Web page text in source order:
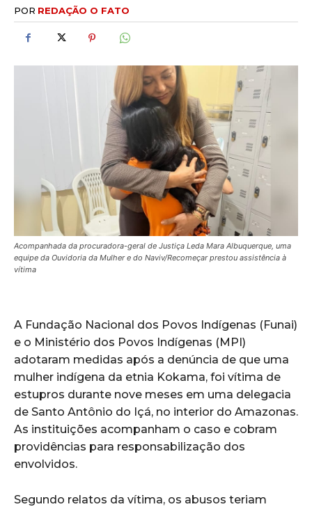
POR REDAÇÃO O FATO
Acompanhada da procuradora-geral de Justiça Leda Mara Albuquerque, uma
equipe da Ouvidoria da Mulher e do Naviv/Recomeçar prestou assistência à
vítima
A Fundação Nacional dos Povos Indígenas (Funai)
e o Ministério dos Povos Indígenas (MPI)
adotaram medidas após a denúncia de que uma
mulher indígena da etnia Kokama, foi vítima de
estupros durante nove meses em uma delegacia
de Santo Antônio do Içá, no interior do Amazonas.
As instituições acompanham o caso e cobram
providências para responsabilização dos
envolvidos.
Segundo relatos da vítima, os abusos teriam